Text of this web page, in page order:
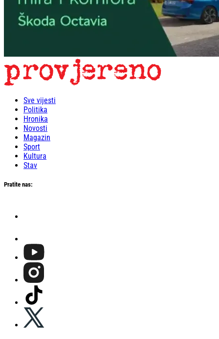
Sve vijesti
Politika
Hronika
Novosti
Magazin
Sport
Kultura
Stav
Pratite nas: